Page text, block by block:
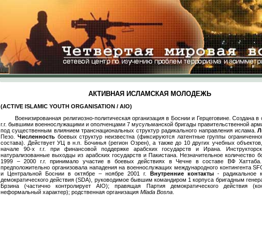
АКТИВНАЯ ИСЛАМСКАЯ МОЛОДЕЖЬ
(ACTIVE ISLAMIC YOUTH ORGANISATION / AIO)
Военизированная религиозно-политическая организация в Боснии и Герцеговине. Создана в
г.г. бывшими военнослужащими и ополченцами 7 мусульманской бригады правительственной
под существенным влиянием транснациональных структур радикального направления ислама.
Пезо. Численностьбоевых структур неизвестна (фиксируются латентные группы
состава). Действует УЦ в н.п. Бочинья (регион Озрен), а также до 10 других учебных
начале 90-х г.г. при финансовой поддержке арабских государств и Ирана.
натурализованные выходцы из арабских государств и Пакистана. Незначительное количество
1999 – 2000 г.г. принимало участие в боевых действиях в Чечне в составе ВФ Хаттаба.
предположительно организовала нападения на военнослужащих международного контингента
и Центральной Боснии в октябре – ноябре 2001 г. Внутренние контакты - радикальное
демократического действия (SDA), руководимое бывшим командиром 1 корпуса бригадным
Брзина (частично контролируетAIO); правящая Партия демократического действия
неформальный характер); родственная организация Mlada Bosna